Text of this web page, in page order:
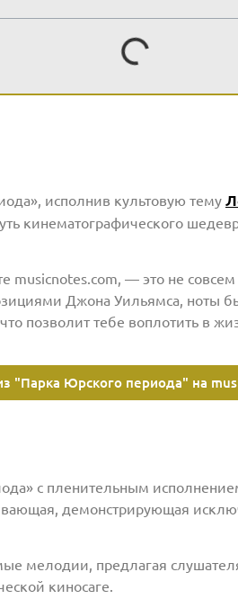
исполнив культовую тему
кинематографического
musicnotes.com, — это не
Джона Уильямса, ноты
позволит тебе воплотить в
"Парка Юрского периода" на
с пленительным
демонстрирующая
мелодии, предлагая
киносаге.